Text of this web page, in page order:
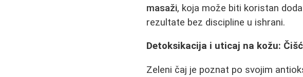
masaži, koja može biti koristan
rezultate bez discipline u ishrani.
Detoksikacija i uticaj na kožu:
Zeleni čaj je poznat po svojim